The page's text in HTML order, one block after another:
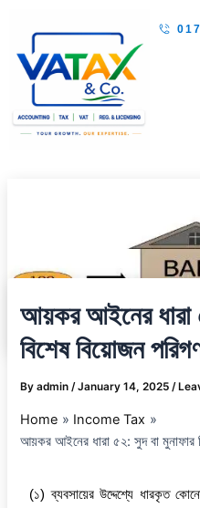
content
আয়কর আইনের ধারা
বিশেষ বিয়োজন
Byadmin/January 14, 2025/
Home
Income Tax
আয়কর আইনের ধারা ৫২: সুদ বা মুনাফার
(১) ব্যবসায়ের উদ্দেশ্যে ধারকৃত